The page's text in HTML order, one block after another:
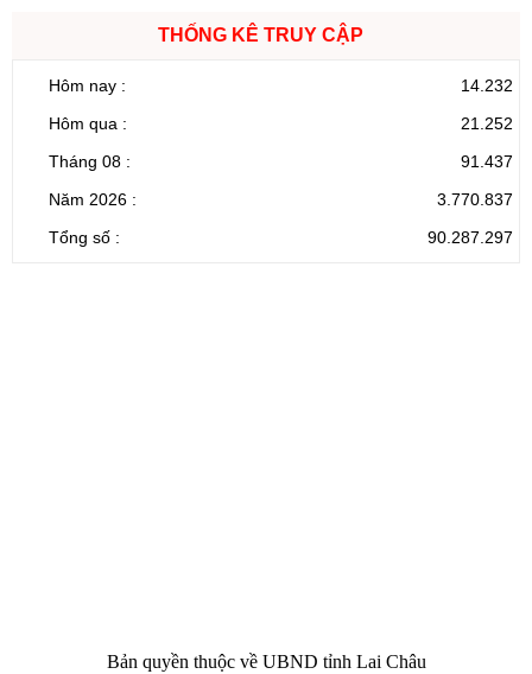
THỐNG KÊ TRUY CẬP
Hôm nay :
14.232
Hôm qua :
21.252
Tháng 08 :
91.437
Năm 2026 :
3.770.837
Tổng số :
90.287.297
Bản quyền thuộc về UBND tỉnh Lai Châu